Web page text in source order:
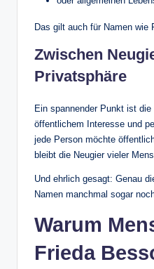
Das gilt auch für Namen wie
Zwischen
Privatsphäre
Ein spannender Punkt ist
öffentlichem Interesse und
jede Person möchte
bleibt die Neugier vieler
Und ehrlich gesagt: Genau
Namen manchmal sogar
Warum
Frieda